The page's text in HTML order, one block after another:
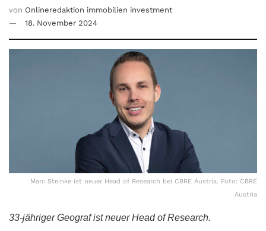
von Onlineredaktion immobilien investment
18. November 2024
Marc Steinke ist neuer Head of Research bei CBRE Austria. Foto: CBRE
Austria
33-jähriger Geograf ist neuer Head of Research.